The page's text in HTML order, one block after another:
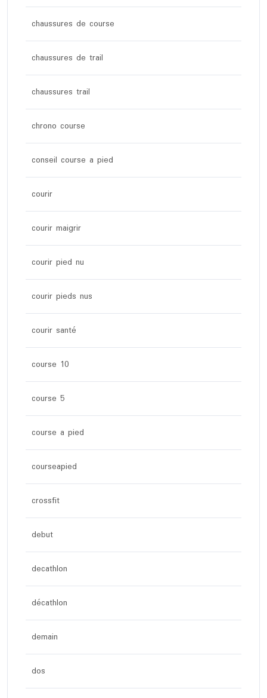
chaussures de course
chaussures de trail
chaussures trail
chrono course
conseil course a pied
courir
courir maigrir
courir pied nu
courir pieds nus
courir santé
course 10
course 5
course a pied
courseapied
crossfit
debut
decathlon
décathlon
demain
dos